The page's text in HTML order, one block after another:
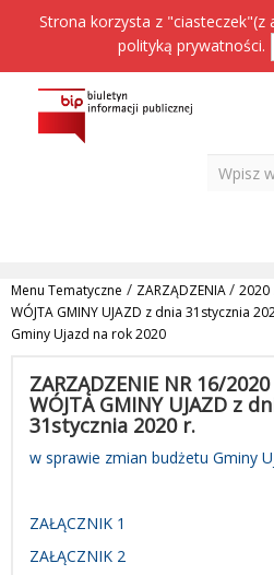
Strona korzysta z "ciasteczek"(z
polityką prywatności.
Menu Tematyczne / ZARZĄDZENIA/ 2020
WÓJTA GMINY UJAZD z dnia 31stycznia
Gminy Ujazd na rok 2020
ZARZĄDZENIE NR 16/2020
WÓJTA GMINY UJAZD z
31stycznia 2020 r.
w sprawie zmian budżetu Gminy
ZAŁĄCZNIK 1
ZAŁĄCZNIK 2